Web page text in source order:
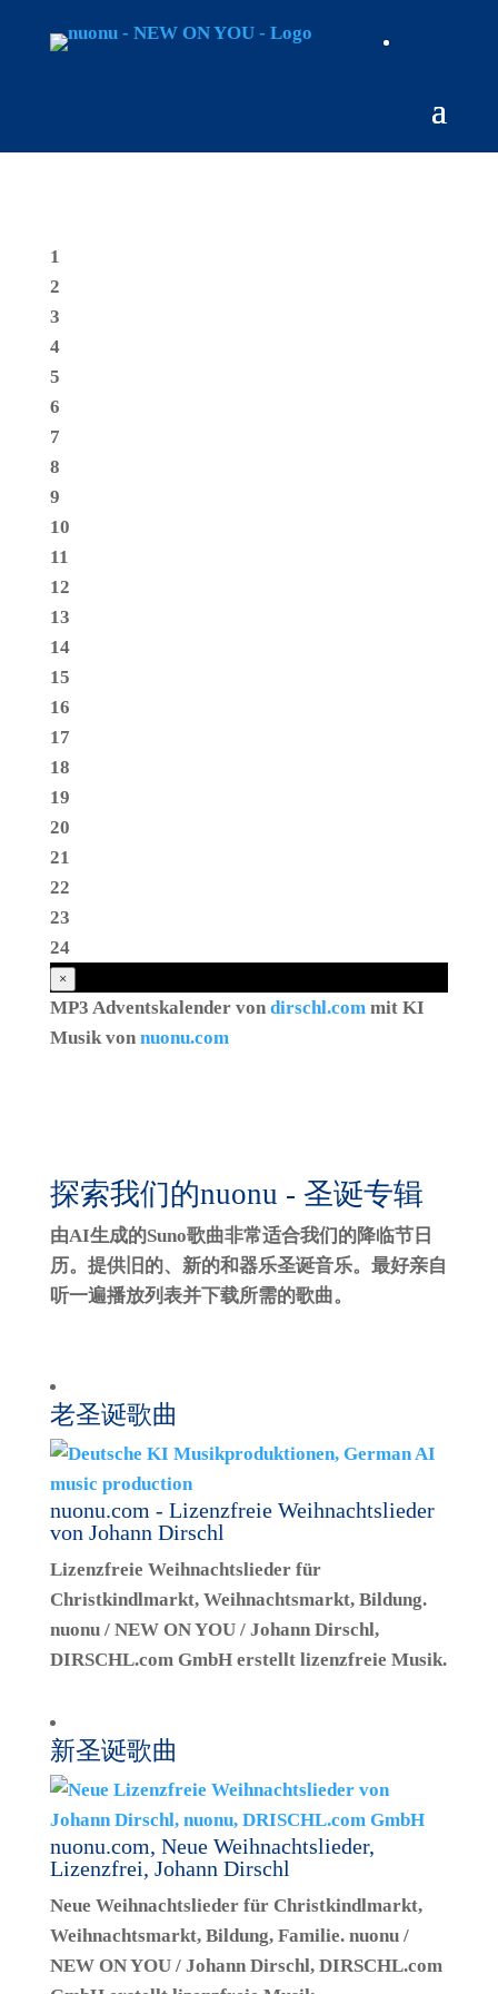
1
2
3
4
5
6
7
8
9
10
11
12
13
14
15
16
17
18
19
20
21
22
23
24
×
MP3 Adventskalender von dirschl.commit KI
Musik von nuonu.com
探索我们的nuonu - 圣诞专辑
由AI生成的Suno歌曲非常适合我们的降临节日
历。提供旧的、新的和器乐圣诞音乐。最好亲自
听一遍播放列表并下载所需的歌曲。
老圣诞歌曲
nuonu.com - Lizenzfreie Weihnachtslieder
von Johann Dirschl
Lizenzfreie Weihnachtslieder für
Christkindlmarkt, Weihnachtsmarkt, Bildung.
nuonu / NEW ON YOU / Johann Dirschl,
DIRSCHL.com GmbH erstellt lizenzfreie Musik.
新圣诞歌曲
nuonu.com, Neue Weihnachtslieder,
Lizenzfrei, Johann Dirschl
Neue Weihnachtslieder für Christkindlmarkt,
Weihnachtsmarkt, Bildung, Familie. nuonu /
NEW ON YOU / Johann Dirschl, DIRSCHL.com